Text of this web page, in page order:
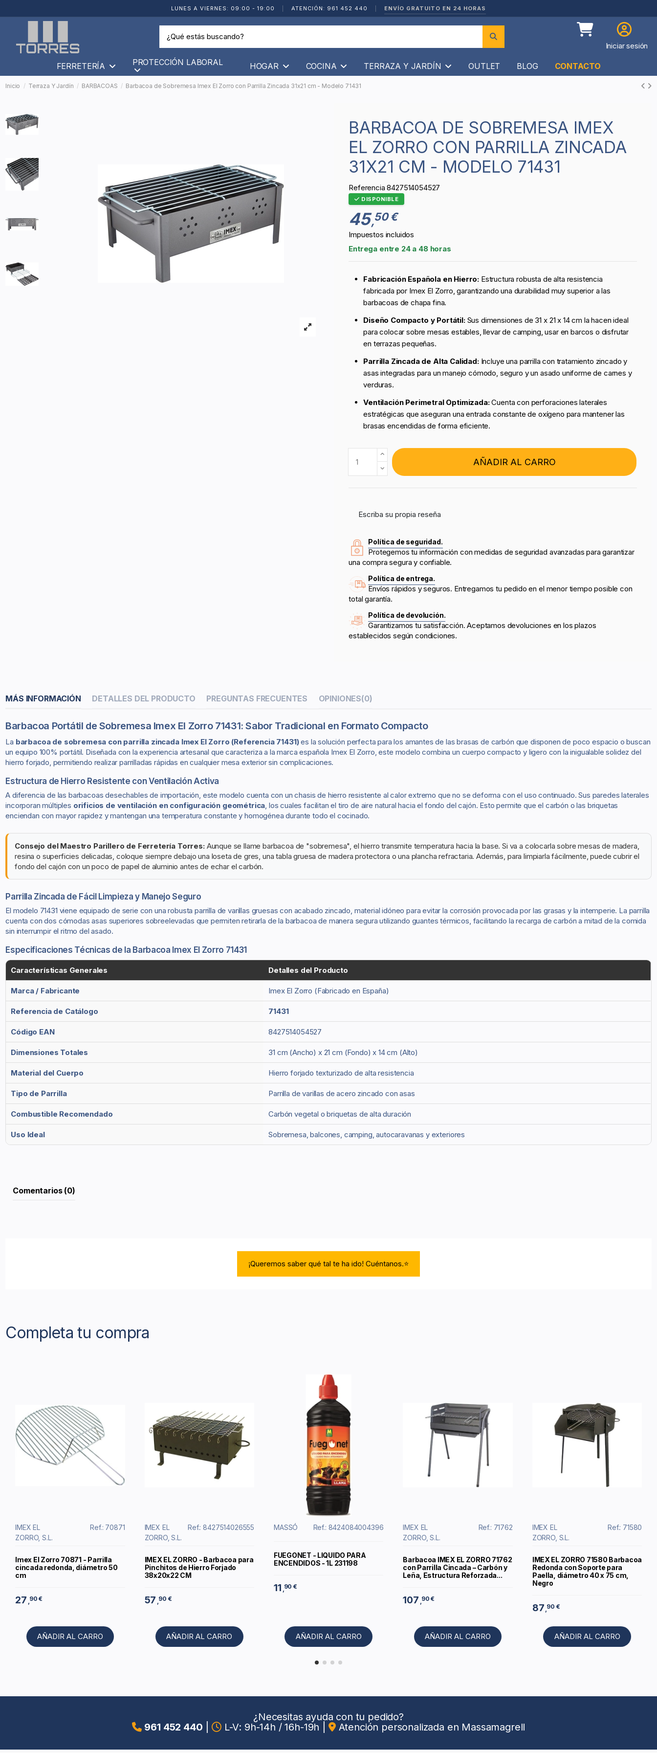
LUNES A VIERNES: 09:00 - 19:00 ATENCIÓN: 961 452 440 ENVÍO GRATUITO EN 24 HORAS
Iniciar sesión
FERRETERÍA PROTECCIÓN LABORAL HOGAR COCINA TERRAZA Y JARDÍN OUTLET BLOG CONTACTO
Inicio Terraza Y Jardín BARBACOAS Barbacoa de Sobremesa Imex El Zorro con Parrilla Zincada 31x21 cm - Modelo 71431
BARBACOA DE SOBREMESA IMEX
EL ZORRO CON PARRILLA ZINCADA
31X21 CM - MODELO 71431
Referencia 8427514054527
DISPONIBLE
45,50 €
Impuestos incluidos
Entrega entre 24 a 48 horas
Fabricación Española en Hierro: Estructura robusta de alta resistencia
fabricada por Imex El Zorro, garantizando una durabilidad muy superior a las
barbacoas de chapa fina.
Diseño Compacto y Portátil:Sus dimensiones de 31 x 21 x 14 cm la hacen ideal
para colocar sobre mesas estables, llevar de camping, usar en barcos o disfrutar
en terrazas pequeñas.
Parrilla Zincada de Alta Calidad:Incluye una parrilla con tratamiento zincado y
asas integradas para un manejo cómodo, seguro y un asado uniforme de carnes y
verduras.
Ventilación Perimetral Optimizada:Cuenta con perforaciones laterales
estratégicas que aseguran una entrada constante de oxígeno para mantener las
brasas encendidas de forma eficiente.
AÑADIR AL CARRO
Escriba su propia reseña
Política de seguridad.
Protegemos tu información con medidas de seguridad avanzadas para garantizar
una compra segura y confiable.
Política de entrega.
Envíos rápidos y seguros. Entregamos tu pedido en el menor tiempo posible con
total garantía.
Política de devolución.
Garantizamos tu satisfacción. Aceptamos devoluciones en los plazos
establecidos según condiciones.
MÁS INFORMACIÓN DETALLES DEL PRODUCTO PREGUNTAS FRECUENTES OPINIONES(0)
Barbacoa Portátil de Sobremesa Imex El Zorro 71431: Sabor Tradicional en Formato Compacto
La barbacoa de sobremesa con parrilla zincada Imex El Zorro (Referencia 71431)es la solución perfecta para los amantes de las brasas de carbón que disponen de poco espacio o buscan
un equipo 100% portátil. Diseñada con la experiencia artesanal que caracteriza a la marca española Imex El Zorro, este modelo combina un cuerpo compacto y ligero con la inigualable solidez del
hierro forjado, permitiendo realizar parrilladas rápidas en cualquier mesa exterior sin complicaciones.
Estructura de Hierro Resistente con Ventilación Activa
A diferencia de las barbacoas desechables de importación, este modelo cuenta con un chasis de hierro resistente al calor extremo que no se deforma con el uso continuado. Sus paredes laterales
incorporan múltiples orificios de ventilación en configuración geométrica, los cuales facilitan el tiro de aire natural hacia el fondo del cajón. Esto permite que el carbón o las briquetas
enciendan con mayor rapidez y mantengan una temperatura constante y homogénea durante todo el cocinado.
Consejo del Maestro Parillero de Ferretería Torres:Aunque se llame barbacoa de "sobremesa", el hierro transmite temperatura hacia la base. Si va a colocarla sobre mesas de madera,
resina o superficies delicadas, coloque siempre debajo una loseta de gres, una tabla gruesa de madera protectora o una plancha refractaria. Además, para limpiarla fácilmente, puede cubrir el
fondo del cajón con un poco de papel de aluminio antes de echar el carbón.
Parrilla Zincada de Fácil Limpieza y Manejo Seguro
El modelo 71431 viene equipado de serie con una robusta parrilla de varillas gruesas con acabado zincado, material idóneo para evitar la corrosión provocada por las grasas y la intemperie. La parrilla
cuenta con dos cómodas asas superiores sobreelevadas que permiten retirarla de la barbacoa de manera segura utilizando guantes térmicos, facilitando la recarga de carbón a mitad de la comida
sin interrumpir el ritmo del asado.
Especificaciones Técnicas de la Barbacoa Imex El Zorro 71431
Características Generales Detalles del Producto
Marca / Fabricante Imex El Zorro (Fabricado en España)
Referencia de Catálogo 71431
Código EAN 8427514054527
Dimensiones Totales 31 cm (Ancho) x 21 cm (Fondo) x 14 cm (Alto)
Material del Cuerpo Hierro forjado texturizado de alta resistencia
Tipo de Parrilla Parrilla de varillas de acero zincado con asas
Combustible Recomendado Carbón vegetal o briquetas de alta duración
Uso Ideal Sobremesa, balcones, camping, autocaravanas y exteriores
Comentarios (0)
¡Queremos saber qué tal te ha ido! Cuéntanos.⭐
Completa tu compra
IMEX EL
ZORRO, S.L.
Ref.: 70871
Imex El Zorro 70871 - Parrilla
cincada redonda, diámetro 50
cm
27 ,90 €
AÑADIR AL CARRO
IMEX EL
ZORRO, S.L.
Ref.: 8427514026555
IMEX EL ZORRO - Barbacoa para
Pinchitos de Hierro Forjado
38x20x22 CM
57 ,90 €
AÑADIR AL CARRO
MASSÓ Ref.: 8424084004396
FUEGONET - LIQUIDO PARA
ENCENDIDOS - 1L 231198
11 ,90 €
AÑADIR AL CARRO
IMEX EL
ZORRO, S.L.
Ref.: 71762
Barbacoa IMEX EL ZORRO 71762
con Parrilla Cincada – Carbón y
Leña, Estructura Reforzada...
107 ,90 €
AÑADIR AL CARRO
IMEX EL
ZORRO, S.L.
Ref.: 71580
IMEX EL ZORRO 71580 Barbacoa
Redonda con Soporte para
Paella, diámetro 40 x 75 cm,
Negro
87 ,90 €
AÑADIR AL CARRO
¿Necesitas ayuda con tu pedido?
961 452 440
L-V: 9h-14h / 16h-19h Atención personalizada en Massamagrell